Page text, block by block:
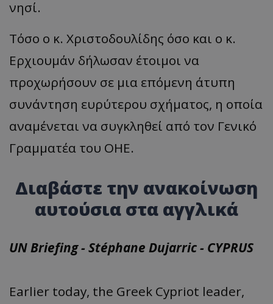
νησί.
Τόσο ο κ. Χριστοδουλίδης όσο και ο κ.
Ερχιουμάν δήλωσαν έτοιμοι να
προχωρήσουν σε μια επόμενη άτυπη
συνάντηση ευρύτερου σχήματος, η οποία
αναμένεται να συγκληθεί από τον Γενικό
Γραμματέα του ΟΗΕ.
Διαβάστε την ανακοίνωση
αυτούσια στα αγγλικά
UN Briefing - Stéphane Dujarric - CYPRUS
Earlier today, the Greek Cypriot leader,